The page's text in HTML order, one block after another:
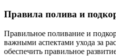
Правила полива и
Правильное поливание и
важными аспектами ухода за
обеспечить правильное